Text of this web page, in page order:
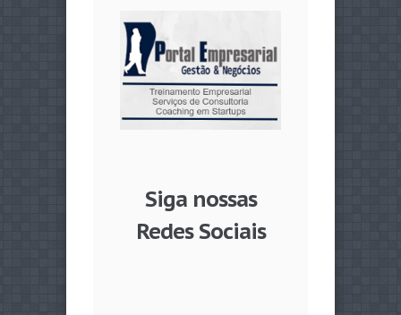
Siga nossas
Redes Sociais